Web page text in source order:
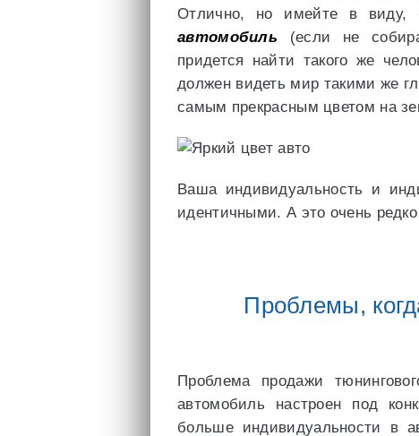
Отлично, но имейте в виду,
автомобиль (если не
придется найти такого же
должен видеть мир такими же
самым прекрасным цветом на
Ваша индивидуальность и
идентичными. А это очень
Проблемы,
Проблема продажи
автомобиль настроен под
больше индивидуальности в